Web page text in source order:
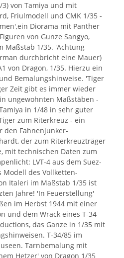
von Tamiya und mit
Friulmodell und CMK 1/35 -
Diorama mit Panther
von Gunze Sangyo,
Maßstab 1/35. 'Achtung
durchbricht eine Mauer)
von Dragon, 1/35. Hierzu ein
Bemalungshinweise. 'Tiger
Zeit gibt es immer wieder
ungewohnten Maßstäben -
in 1/48 in sehr guter
zum Riterkreuz - ein
den Fahnenjunker-
der zum Riterkreuzträger
mit technischen Daten zum
LVT-4 aus dem Suez-
Modell des Vollketten-
Italeri im Maßstab 1/35 ist
Jahre! 'In Feuerstellung'
im Herbst 1944 mit einer
und dem Wrack eines T-34
das Ganze in 1/35 mit
T-34/85 im
Tarnbemalung mit
Hetzer' von Dragon 1/35